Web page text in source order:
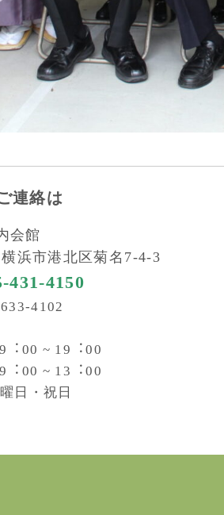
連絡は
会館
浜市港北区菊名7-4-3
431-4150
4102
~ 19︓00
~ 13︓00
日・祝日